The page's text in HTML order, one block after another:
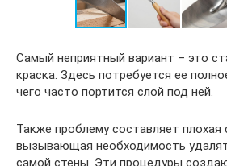
Самый неприятный вариант – это
краска. Здесь потребуется ее
чего часто портится слой под ней.
Также проблему составляет плохая
вызывающая необходимость
самой стены. Эти процедуры